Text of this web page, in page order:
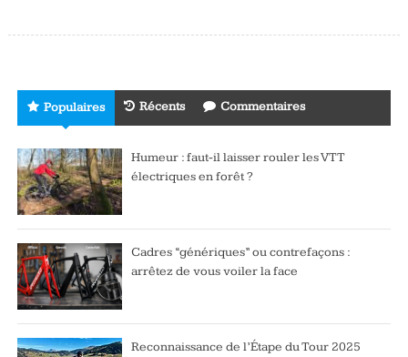
Populaires Récents Commentaires
Humeur : faut-il laisser rouler les VTT
électriques en forêt ?
Cadres “génériques” ou contrefaçons :
arrêtez de vous voiler la face
Reconnaissance de l’Étape du Tour 2025